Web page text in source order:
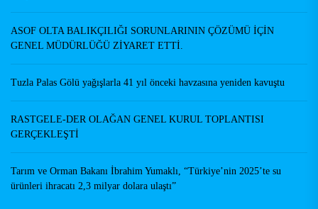
ASOF OLTA BALIKÇILIĞI SORUNLARININ ÇÖZÜMÜ İÇİN
GENEL MÜDÜRLÜĞÜ ZİYARET ETTİ.
Tuzla Palas Gölü yağışlarla 41 yıl önceki havzasına yeniden kavuştu
RASTGELE-DER OLAĞAN GENEL KURUL TOPLANTISI
GERÇEKLEŞTİ
Tarım ve Orman Bakanı İbrahim Yumaklı, “Türkiye’nin 2025’te su
ürünleri ihracatı 2,3 milyar dolara ulaştı”